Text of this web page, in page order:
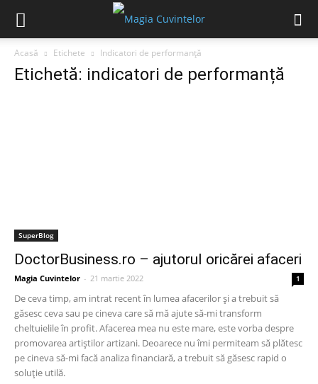
Acasă Etichete Indicatori de performanță
Etichetă: indicatori de performanță
SuperBlog
DoctorBusiness.ro – ajutorul oricărei afaceri
Magia Cuvintelor - 21 martie 2022 1
De ceva timp, am intrat recent în lumea afacerilor și a trebuit să
găsesc ceva sau pe cineva care să mă ajute să-mi transform
cheltuielile în profit. Afacerea mea nu este mare, este vorba despre
promovarea artiștilor artizani. Deoarece nu îmi permiteam să plătesc
pe cineva să-mi facă analiza financiară, a trebuit să găsesc rapid o
soluție utilă.